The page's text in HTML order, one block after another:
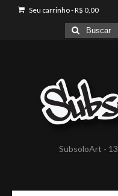
Seu carrinho-R$ 0,00
Buscar
por:
SubsoloArt - 13